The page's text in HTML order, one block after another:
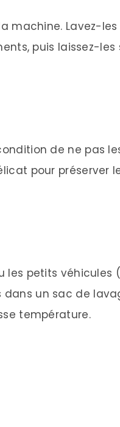
machine. Lavez-
puis laissez-les
de ne pas
pour préserver
les petits véhicules
un sac de
température.